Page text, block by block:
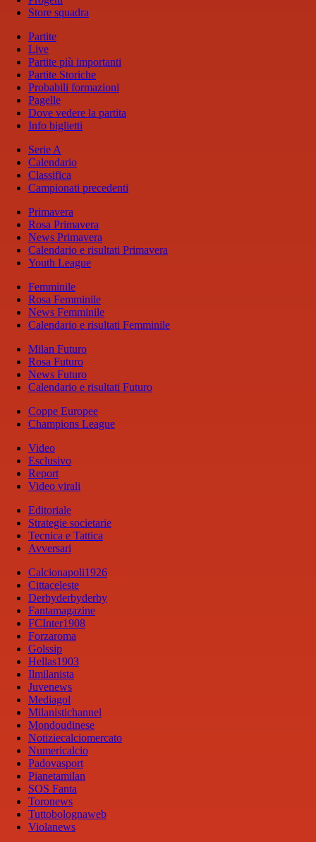
Store squadra
Partite
Live
Partite più importanti
Partite Storiche
Probabili formazioni
Pagelle
Dove vedere la partita
Info biglietti
Serie A
Calendario
Classifica
Campionati precedenti
Primavera
Rosa Primavera
News Primavera
Calendario e risultati Primavera
Youth League
Femminile
Rosa Femminile
News Femminile
Calendario e risultati Femminile
Milan Futuro
Rosa Futuro
News Futuro
Calendario e risultati Futuro
Coppe Europee
Champions League
Video
Esclusivo
Report
Video virali
Editoriale
Strategie societarie
Tecnica e Tattica
Avversari
Calcionapoli1926
Cittaceleste
Derbyderbyderby
Fantamagazine
FCInter1908
Forzaroma
Golssip
Hellas1903
Ilmilanista
Juvenews
Mediagol
Milanistichannel
Mondoudinese
Notiziecalciomercato
Numericalcio
Padovasport
Pianetamilan
SOS Fanta
Toronews
Tuttobolognaweb
Violanews